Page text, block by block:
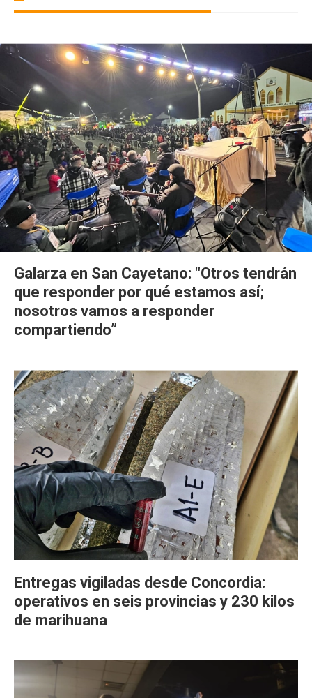
Galarza en San Cayetano: "Otros tendrán
que responder por qué estamos así;
nosotros vamos a responder
compartiendo”
Entregas vigiladas desde Concordia:
operativos en seis provincias y 230 kilos
de marihuana